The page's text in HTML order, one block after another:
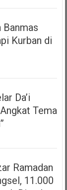
Banmas
Kurban di
Da’i
Tema
Ramadan
11.000